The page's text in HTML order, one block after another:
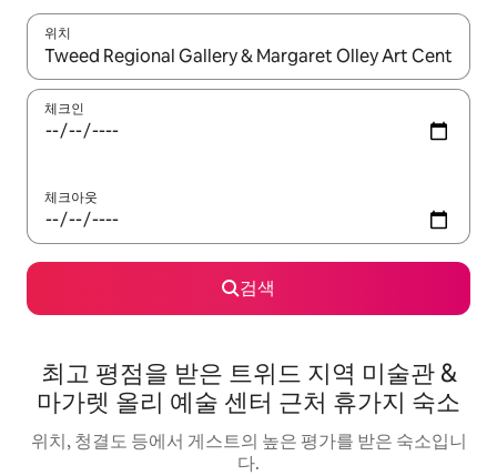
위치
결과가 나오면 위·아래 화살표 키를 사용하거나 터치 또는 스와이
체크인
체크아웃
검색
최고 평점을 받은 트위드 지역 미술관 &
마가렛 올리 예술 센터 근처 휴가지 숙소
위치, 청결도 등에서 게스트의 높은 평가를 받은 숙소입니
다.